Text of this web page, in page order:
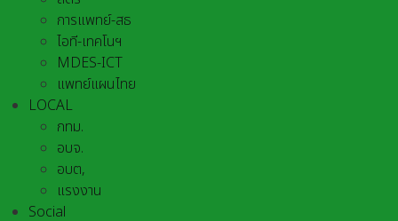
การแพทย์-สธ
ไอที-เทคโนฯ
MDES-ICT
แพทย์แผนไทย
LOCAL
กทม.
อบจ.
อบต,
แรงงาน
Social